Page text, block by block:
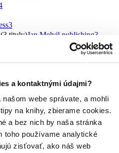
a kontaktnými údajmi?
webe správate, a mohli
na knihy, zbierame cookies.
a bez nich by naša stránka
toho používame analytické
zisťovať, ako náš web
3
tituly)Jan Melvil publishing3
W. W. Norton &
2
Canongate Books2
Forgotten Books2
socioterapie (1 titul)Inštitút
1
1